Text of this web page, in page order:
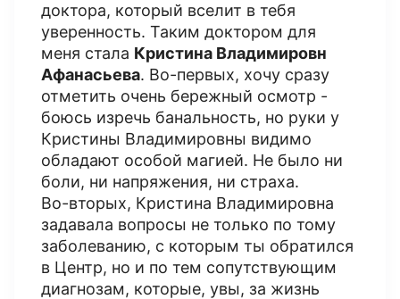
доктора, который вселит в тебя
уверенность. Таким доктором для
меня стала Кристина Владимировн
Афанасьева. Во-первых, хочу сразу
отметить очень бережный осмотр -
боюсь изречь банальность, но руки у
Кристины Владимировны видимо
обладают особой магией. Не было ни
боли, ни напряжения, ни страха.
Во-вторых, Кристина Владимировна
задавала вопросы не только по тому
заболеванию, с которым ты обратился
в Центр, но и по тем сопутствующим
диагнозам, которые, увы, за жизнь